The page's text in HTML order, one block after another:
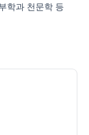
학과 천문학 등